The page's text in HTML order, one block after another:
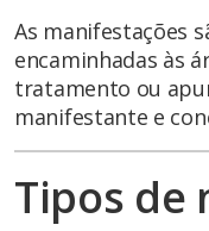
As manifestações
encaminhadas às
tratamento ou
manifestante e
Tipos de